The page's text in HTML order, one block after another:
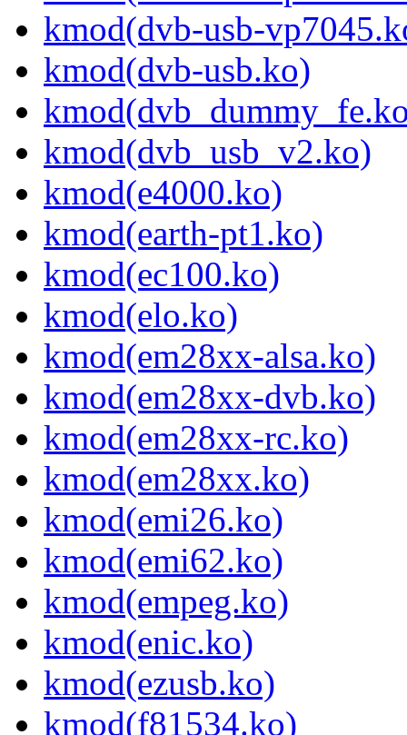
kmod(dvb-usb-
kmod(dvb-usb.ko)
kmod(dvb_usb_v2.ko)
kmod(e4000.ko)
kmod(earth-pt1.ko)
kmod(ec100.ko)
kmod(elo.ko)
kmod(em28xx-alsa.ko)
kmod(em28xx-dvb.ko)
kmod(em28xx-rc.ko)
kmod(em28xx.ko)
kmod(emi26.ko)
kmod(emi62.ko)
kmod(empeg.ko)
kmod(enic.ko)
kmod(ezusb.ko)
kmod(f81534.ko)